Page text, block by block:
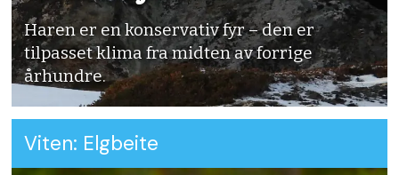
Andersen, O., et al., Grunneieren, in
Rypeforvaltning.
Rypeforvaltningsprosjektet 2006-2011
og veien videre. 2013, Cappelen Damm
Akademisk. p. 156.
Haren er en konservativ fyr – den er
tilpasset klima fra midten av forrige
århundre.
Viten: Elgbeite